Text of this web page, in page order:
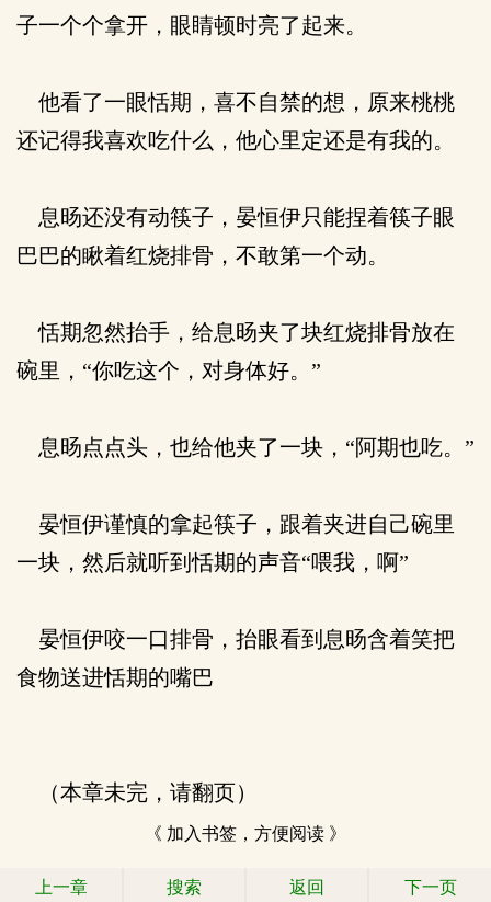
子一个个拿开，眼睛顿时亮了起来。
他看了一眼恬期，喜不自禁的想，原来桃桃
还记得我喜欢吃什么，他心里定还是有我的。
息旸还没有动筷子，晏恒伊只能捏着筷子眼
巴巴的瞅着红烧排骨，不敢第一个动。
恬期忽然抬手，给息旸夹了块红烧排骨放在
碗里，“你吃这个，对身体好。”
息旸点点头，也给他夹了一块，“阿期也吃。”
晏恒伊谨慎的拿起筷子，跟着夹进自己碗里
一块，然后就听到恬期的声音“喂我，啊”
晏恒伊咬一口排骨，抬眼看到息旸含着笑把
食物送进恬期的嘴巴
（本章未完，请翻页）
《 加入书签，方便阅读 》
上一章 搜索 返回 下一页